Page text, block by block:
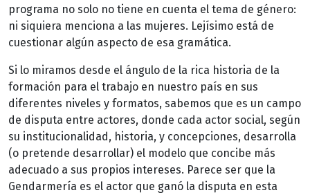
programa no solo no tiene en cuenta el tema de género:
ni siquiera menciona a las mujeres. Lejísimo está de
cuestionar algún aspecto de esa gramática.
Si lo miramos desde el ángulo de la rica historia de la
formación para el trabajo en nuestro país en sus
diferentes niveles y formatos, sabemos que es un campo
de disputa entre actores, donde cada actor social, según
su institucionalidad, historia, y concepciones, desarrolla
(o pretende desarrollar) el modelo que concibe más
adecuado a sus propios intereses. Parece ser que la
Gendarmería es el actor que ganó la disputa en esta